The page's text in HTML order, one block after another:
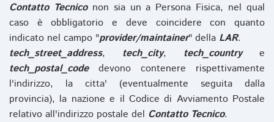
Contatto Tecniconon sia un a Persona Fisica, nel qual
caso è obbligatorio e deve coincidere con quanto
indicato nel campo "provider/maintainer" della LAR.
tech_street_address, tech_city, tech_countrye
tech_postal_codedevono contenere rispettivamente
l'indirizzo, la citta' (eventualmente seguita dalla
provincia), la nazione e il Codice di Avviamento Postale
relativo all'indirizzo postale del Contatto Tecnico.